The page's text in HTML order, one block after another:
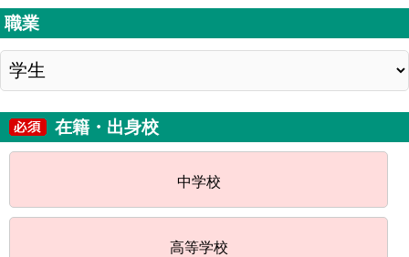
職業
在籍・出身校
中学校
高等学校